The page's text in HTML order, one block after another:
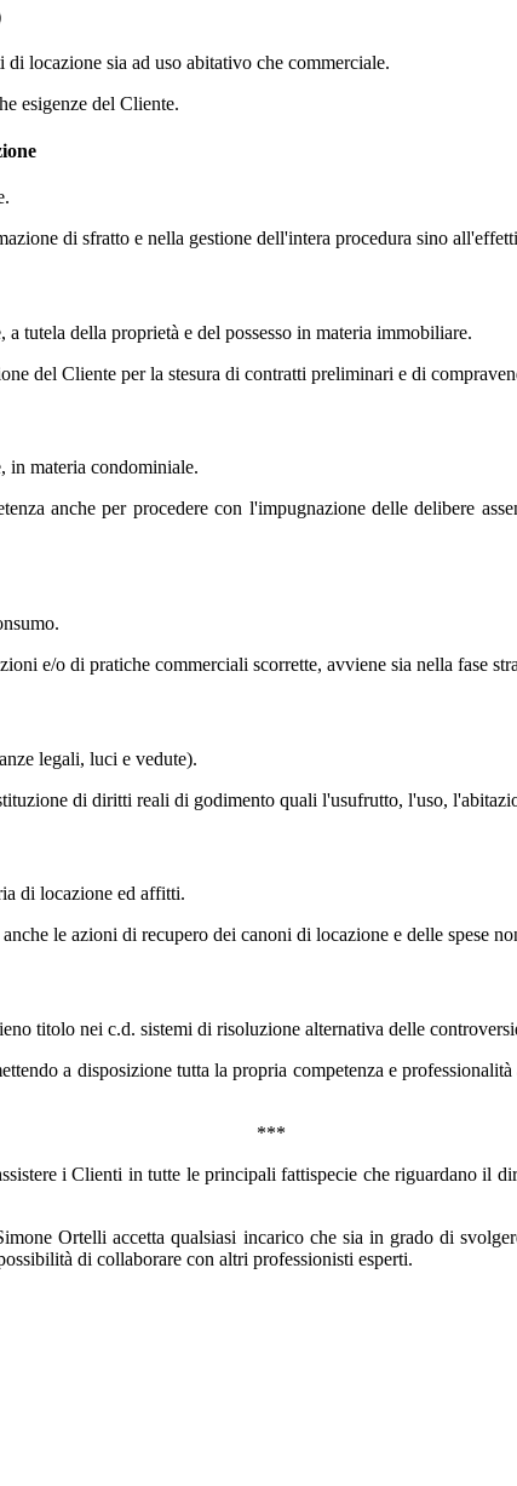
locazione sia ad uso abitativo che commerciale.
esigenze del Cliente.
di sfratto e nella gestione dell'intera procedura sino
tutela della proprietà e del possesso in materia immobiliare.
del Cliente per la stesura di contratti preliminari e di
in materia condominiale.
anche per procedere con l'impugnazione delle delibere
e/o di pratiche commerciali scorrette, avviene sia nella fase
legali, luci e vedute).
di diritti reali di godimento quali l'usufrutto, l'uso,
di locazione ed affitti.
le azioni di recupero dei canoni di locazione e delle spese
titolo nei c.d. sistemi di risoluzione alternativa delle
a disposizione tutta la propria competenza e
***
i Clienti in tutte le principali fattispecie che riguardano il
Ortelli accetta qualsiasi incarico che sia in grado di
di collaborare con altri professionisti esperti.